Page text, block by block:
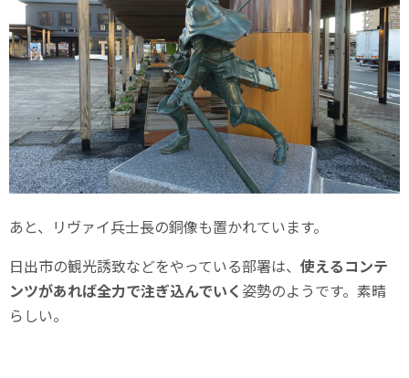
あと、リヴァイ兵士長の銅像も置かれています。
日出市の観光誘致などをやっている部署は、 使えるコンテ
ンツがあれば全力で注ぎ込んでいく 姿勢のようです。素晴
らしい。